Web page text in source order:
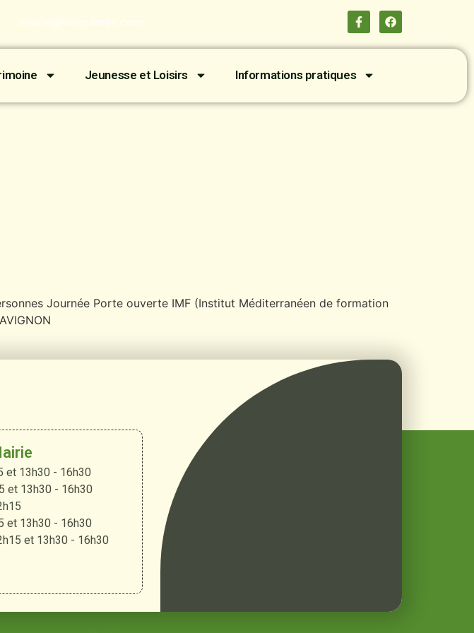
mairie@verquieres.com
Jeunesse et Loisirs Informations pratiques
Journée Porte ouverte IMF (Institut Méditerranéen de formation
et 13h30 - 16h30
et 13h30 - 16h30
et 13h30 - 16h30
et 13h30 - 16h30